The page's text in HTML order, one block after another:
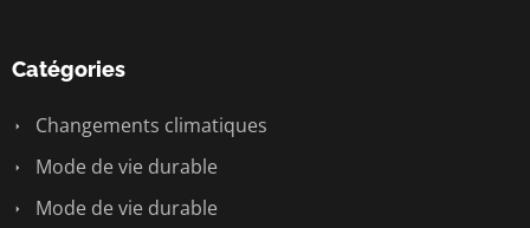
Catégories
Changements climatiques
Mode de vie durable
Mode de vie durable